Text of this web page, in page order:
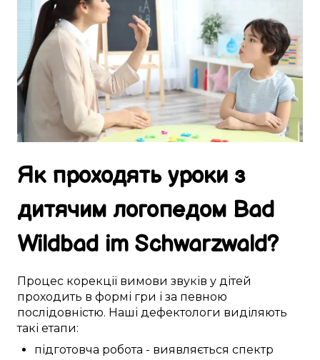
Як проходять уроки з
дитячим логопедом Bad
Wildbad im Schwarzwald?
Процес корекції вимови звуків у дітей
проходить в формі гри і за певною
послідовністю. Наші дефектологи виділяють
такі етапи:
підготовча робота - виявляється спектр